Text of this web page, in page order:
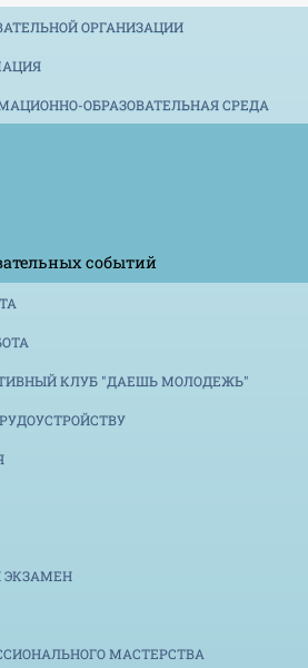
ОРГАНИЗАЦИИ
ОБРАЗОВАТЕЛЬНАЯ СРЕДА
событий
КЛУБ "ДАЕШЬ МОЛОДЕЖЬ"
ЭКЗАМЕН
МАСТЕРСТВА